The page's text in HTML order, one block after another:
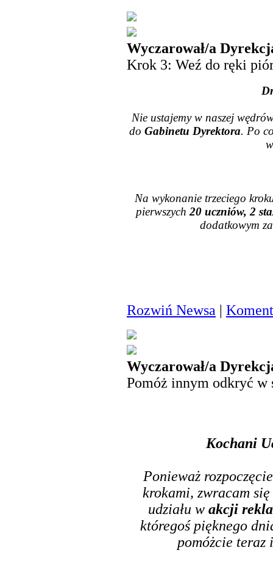
Wyczarował/a
Krok 3: Weź do ręki
Nie ustajemy w naszej
do Gabinetu Dyrektora. Po
Na wykonanie trzeciego
pierwszych 20 uczniów, 2
dodatkowym
Rozwiń Newsa |
Wyczarował/a
Pomóż innym odkryć w
Kochani
Ponieważ
krokami, zwracam
udziału w akcji
któregoś pięknego
pomóżcie teraz